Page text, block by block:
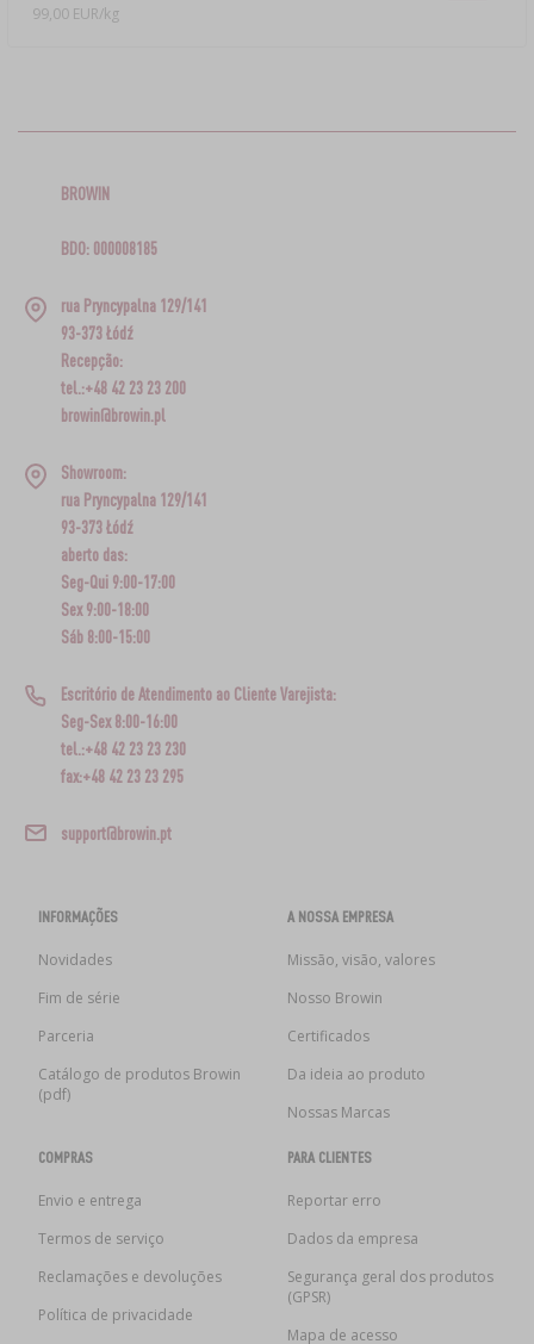
99,00 EUR/kg
BROWIN
BDO: 000008185
rua Pryncypalna 129/141
93-373 Łódź
Recepção:
tel.:+48 42 23 23 200
browin@browin.pl
Showroom:
rua Pryncypalna 129/141
93-373 Łódź
aberto das:
Seg-Qui 9:00-17:00
Sex 9:00-18:00
Sáb 8:00-15:00
Escritório de Atendimento ao Cliente Varejista:
Seg-Sex 8:00-16:00
tel.:+48 42 23 23 230
fax:+48 42 23 23 295
support@browin.pt
INFORMAÇÕES
Novidades
Fim de série
Parceria
Catálogo de produtos Browin
(pdf)
A NOSSA EMPRESA
Missão, visão, valores
Nosso Browin
Certificados
Da ideia ao produto
Nossas Marcas
COMPRAS
Envio e entrega
Termos de serviço
Reclamações e devoluções
Política de privacidade
PARA CLIENTES
Reportar erro
Dados da empresa
Segurança geral dos produtos
(GPSR)
Mapa de acesso